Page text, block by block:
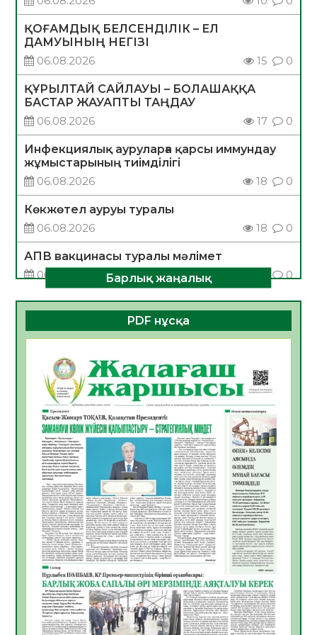
ҚОҒАМДЫҚ БЕЛСЕНДІЛІК – ЕЛ
ДАМУЫНЫҢ НЕГІЗІ
06.08.2026
15 0
ҚҰРЫЛТАЙ САЙЛАУЫ – БОЛАШАҚҚА
БАСТАР ЖАУАПТЫ ТАҢДАУ
06.08.2026
17 0
Инфекциялық ауруларға қарсы иммундау
жұмыстарының тиімділігі
06.08.2026
18 0
Көкжөтел ауруы туралы
06.08.2026
18 0
АПВ вакцинасы туралы мәлімет
06.08.2026
0
Open Air: Қызылорда облысы полиция
департаменті 20 мыңнан астам
көрерменнің қауіпсіздігін қамтамасыз етті
ҚЫЗЫЛОРДАДА «САНАЛЫ ҰРПАҚ –
ЖАРҚЫН БОЛАШАҚ» АТТЫ КЕҢЕЙТІЛГЕН
МӘЖІЛІС ӨТТІ
05.08.2026
30
Қазақстан Орталық Азиядағы көшуге ең
қолайлы ел атанды
05.08.2026
32
Өрт қауіпсіздігі талаптарын сақтау – әр
азаматтың міндеті
05.08.2026
32
Руслан Рүстемұлы облыс әкімінің
кеңесшісі болып тағайындалды
05.08.2026
29
Цифрландыру саласын дамыту аясында
Барлық жаңалық
PDF нұсқа